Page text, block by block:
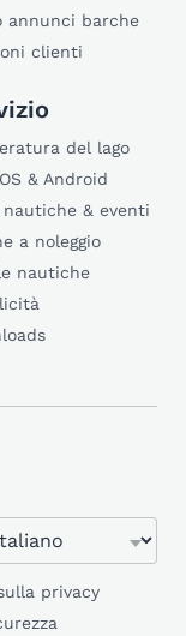
annunci barche
clienti
del lago
& Android
nautiche & eventi
a noleggio
nautiche
privacy